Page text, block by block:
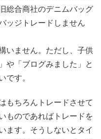
総合商社のデニムバッグ
ッジトレードしません
いません。ただし、子供
や「ブログみました」と
です。
もちろんトレードさせて
ものであればトレードを
ます。そうしないとタイ